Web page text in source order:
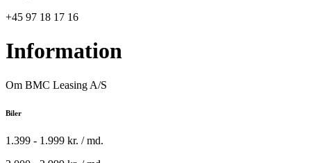
+45 97 18 17 16
Information
Om BMC Leasing A/S
Biler
1.399 - 1.999 kr. / md.